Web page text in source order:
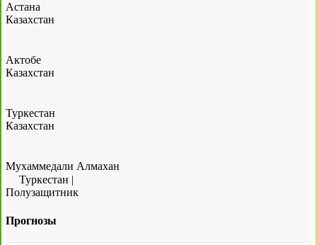
Астана
Казахстан
Актобе
Казахстан
Туркестан
Казахстан
Мухаммедали Алмахан
Туркестан |
Полузащитник
Прогнозы